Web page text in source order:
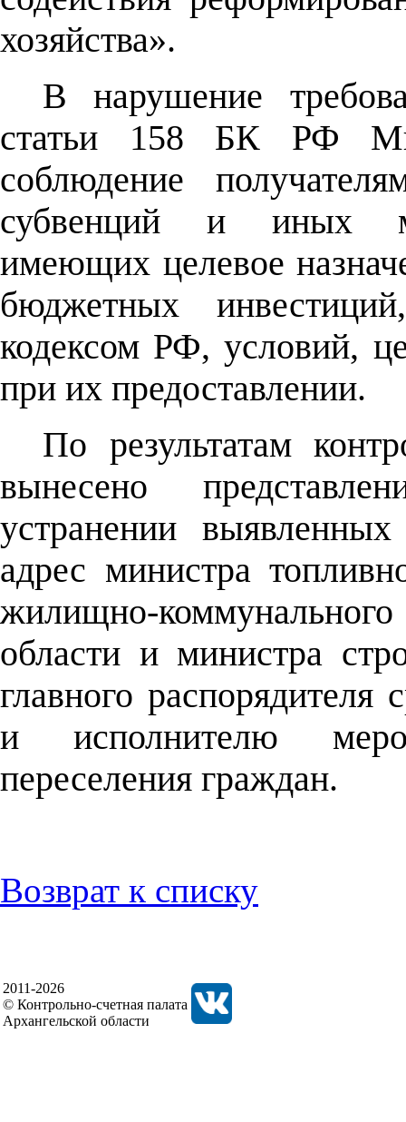
хозяйства».
В нарушение
статьи 158 БК РФ
соблюдение
субвенций и иных
имеющих целевое
бюджетных
кодексом РФ, условий,
при их предоставлении.
По результатам
вынесено
устранении
адрес министра
жилищно-
области и министра
главного
и исполнителю
переселения граждан.
Возврат к списку
2011-2026
© Контрольно-счетная палата
Архангельской области